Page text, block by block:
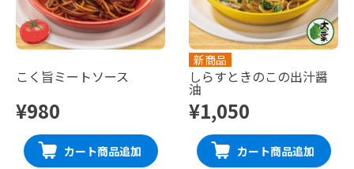
こく旨ミートソース
¥980
カート商品追加
新商品
しらすときのこの出汁醤
油
¥1,050
カート商品追加